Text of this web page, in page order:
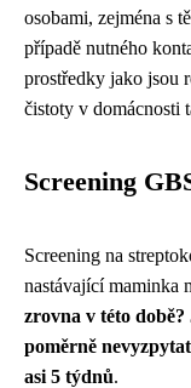
osobami, zejména s
případě nutného
prostředky jako jsou
čistoty v domácnosti
Screening
Screening na
nastávající maminka
zrovna v této
poměrně
asi 5 týdnů.